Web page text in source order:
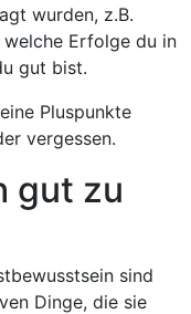
wurden, z.B.
welche Erfolge du in
gut bist.
Pluspunkte
vergessen.
gut zu
sind
Dinge, die sie